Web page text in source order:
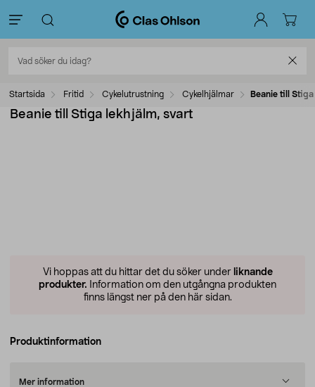
Startsida Fritid Cykelutrustning Cykelhjälmar Beanie till
Beanie till Stiga lekhjälm, svart
Vi hoppas att du hittar det du söker under liknande
produkter. Information om den utgångna produkten
finns längst ner på den här sidan.
Produktinformation
Mer information